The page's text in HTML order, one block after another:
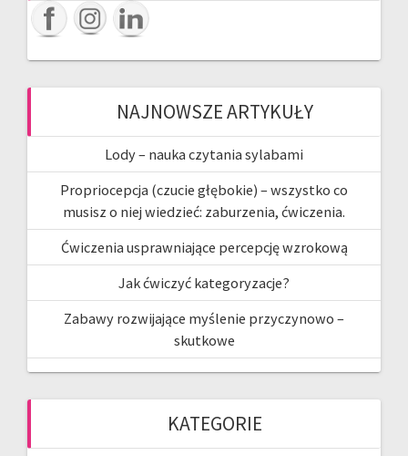
NAJNOWSZE ARTYKUŁY
Lody – nauka czytania sylabami
Propriocepcja (czucie głębokie) – wszystko co
musisz o niej wiedzieć: zaburzenia, ćwiczenia.
Ćwiczenia usprawniające percepcję wzrokową
Jak ćwiczyć kategoryzacje?
Zabawy rozwijające myślenie przyczynowo –
skutkowe
KATEGORIE